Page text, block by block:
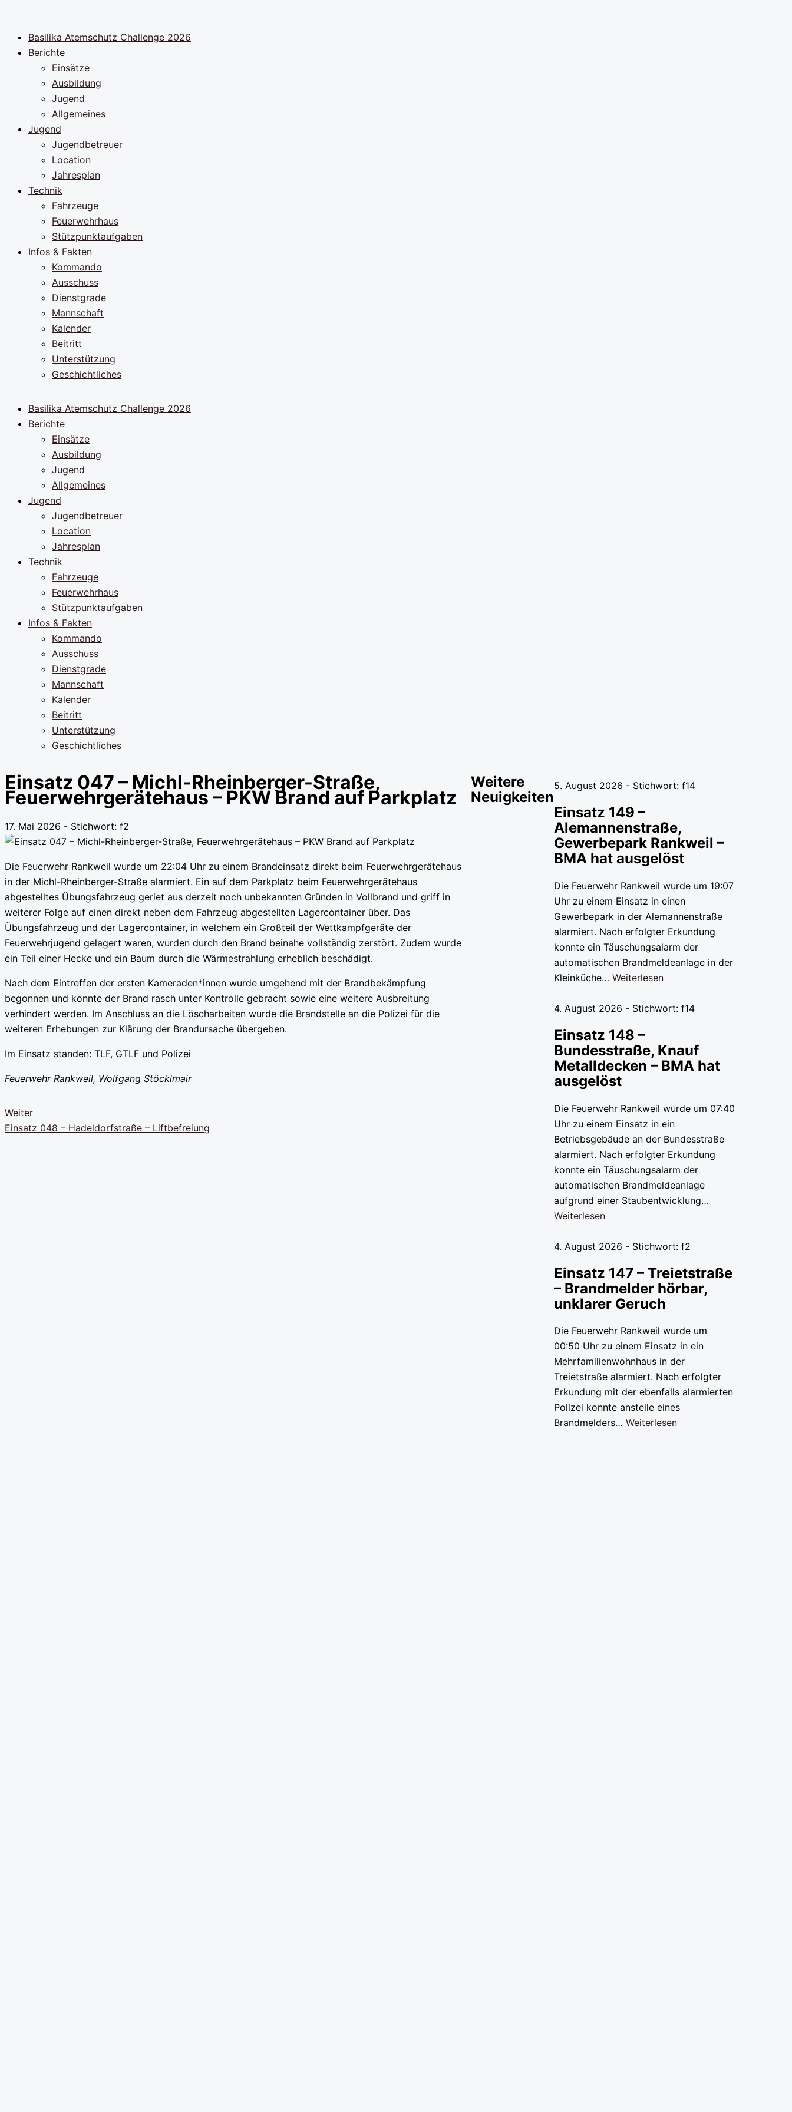
springenBasilika Atemschutz Challenge 2026
Berichte
Einsätze
Ausbildung
Jugend
Allgemeines
Jugend
Jugendbetreuer
Location
Jahresplan
Technik
Fahrzeuge
Feuerwehrhaus
Stützpunktaufgaben
Infos & Fakten
Kommando
Ausschuss
Dienstgrade
Mannschaft
Kalender
Beitritt
Unterstützung
Geschichtliches
Basilika Atemschutz Challenge 2026
Berichte
Einsätze
Ausbildung
Jugend
Allgemeines
Jugend
Jugendbetreuer
Location
Jahresplan
Technik
Fahrzeuge
Feuerwehrhaus
Stützpunktaufgaben
Infos & Fakten
Kommando
Ausschuss
Dienstgrade
Mannschaft
Kalender
Beitritt
Unterstützung
Geschichtliches
Einsatz 047 – Michl-Rheinberger-Straße,
Feuerwehrgerätehaus – PKW Brand auf Parkplatz
17. Mai 2026 - Stichwort: f2
Die Feuerwehr Rankweil wurde um 22:04 Uhr zu einem Brandeinsatz direkt beim Feuerwehrgerätehaus
in der Michl-Rheinberger-Straße alarmiert. Ein auf dem Parkplatz beim Feuerwehrgerätehaus
abgestelltes Übungsfahrzeug geriet aus derzeit noch unbekannten Gründen in Vollbrand und griff in
weiterer Folge auf einen direkt neben dem Fahrzeug abgestellten Lagercontainer über. Das
Übungsfahrzeug und der Lagercontainer, in welchem ein Großteil der Wettkampfgeräte der
Feuerwehrjugend gelagert waren, wurden durch den Brand beinahe vollständig zerstört. Zudem wurde
ein Teil einer Hecke und ein Baum durch die Wärmestrahlung erheblich beschädigt.
Nach dem Eintreffen der ersten Kameraden*innen wurde umgehend mit der Brandbekämpfung
begonnen und konnte der Brand rasch unter Kontrolle gebracht sowie eine weitere Ausbreitung
verhindert werden. Im Anschluss an die Löscharbeiten wurde die Brandstelle an die Polizei für die
weiteren Erhebungen zur Klärung der Brandursache übergeben.
Im Einsatz standen: TLF, GTLF und Polizei
Feuerwehr Rankweil, Wolfgang Stöcklmair
Weiter
Einsatz 048 – Hadeldorfstraße – Liftbefreiung
Weitere
Neuigkeiten
5. August 2026 - Stichwort: f14
Einsatz 149 –
Alemannenstraße,
Gewerbepark Rankweil –
BMA hat ausgelöst
Die Feuerwehr Rankweil wurde um 19:07
Uhr zu einem Einsatz in einen
Gewerbepark in der Alemannenstraße
alarmiert. Nach erfolgter Erkundung
konnte ein Täuschungsalarm der
automatischen Brandmeldeanlage in der
Kleinküche…Weiterlesen
4. August 2026 - Stichwort: f14
Einsatz 148 –
Bundesstraße, Knauf
Metalldecken – BMA hat
ausgelöst
Die Feuerwehr Rankweil wurde um 07:40
Uhr zu einem Einsatz in ein
Betriebsgebäude an der Bundesstraße
alarmiert. Nach erfolgter Erkundung
konnte ein Täuschungsalarm der
automatischen Brandmeldeanlage
aufgrund einer Staubentwicklung…
Weiterlesen
4. August 2026 - Stichwort: f2
Einsatz 147 – Treietstraße
– Brandmelder hörbar,
unklarer Geruch
Die Feuerwehr Rankweil wurde um
00:50 Uhr zu einem Einsatz in ein
Mehrfamilienwohnhaus in der
Treietstraße alarmiert. Nach erfolgter
Erkundung mit der ebenfalls alarmierten
Polizei konnte anstelle eines
Brandmelders…Weiterlesen